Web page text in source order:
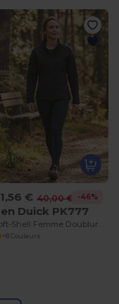
€ 40,00 € -46%
Duick PK777
+8 Couleurs